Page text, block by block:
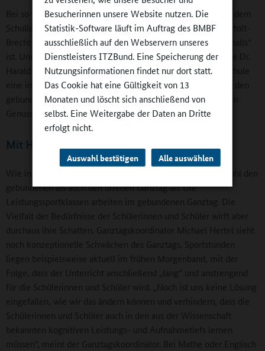
Besucherinnen unsere Website nutzen. Die
Statistik-Software läuft im Auftrag des BMBF
ausschließlich auf den Webservern unseres
Dienstleisters ITZBund. Eine Speicherung der
Nutzungsinformationen findet nur dort statt.
Das Cookie hat eine Gültigkeit von 13
Monaten und löscht sich anschließend von
selbst. Eine Weitergabe der Daten an Dritte
erfolgt nicht.
Auswahl bestätigen Alle auswählen
Bei so viel positivem Image als Eliteschule des Sports ist es dem
Schulleiter ein zentrales Bedürfnis, zu betonen, dass die Bertolt-
Brecht-Schule seit 2022 auch „Eliteschule des Mädchenfußballs“
ist. Und, fast noch wichtiger: „Ohne Breite keine Spitze“, wie Dr.
Harald Schmidt ergänzt. Dem Breitensport kommt in der Schule
eine immense Bedeutung zu. Schülerinnen und Schüler, die den
gebundenen Ganztag besuchen, kommen wöchentlich in den
Genuss von sechs Stunden Sport.
Mit Humor durch den „Ganztagsdschungel“
Wie in Bayern üblich, bietet die Bertolt-Brecht-Schule sowohl den
gebundenen als auch den offenen Ganztag an. Die
Leistungssportklassen arbeiten im gebundenen Ganztag. Die
Vielfalt der Bedürfnisse der Schülerinnen und Schüler wirft aber
durchaus ihre Schatten. Ganztagskoordinator Michael Hertel sieht
noch konzeptionelle Schwächen des Ganztags. Sportstunden
liegen beispielsweise aktuell im frühen Morgenband, mit der
Folge, dass der Unterricht anschließend „lang“ und anstrengend
für die Schülerinnen und Schüler wird. „Noch ist uns keine Lösung
eingefallen, wie wir das ändern können und verhindern, dass die
Schülerinnen und Schüler auch in den aus der Wissenschaft
bekannten kognitiven Leistungs- und Aufnahmetiefs lernen
müssen“, meint der Ganztagskoordinator. Bei Mathe oder Englisch